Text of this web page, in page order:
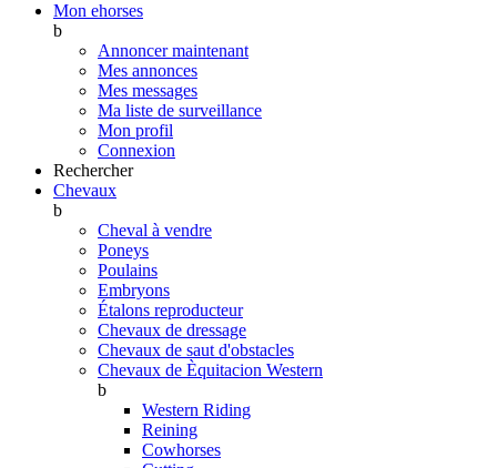
Mon ehorses
b
Annoncer maintenant
Mes annonces
Mes messages
Ma liste de surveillance
Mon profil
Connexion
Rechercher
Chevaux
b
Cheval à vendre
Poneys
Poulains
Embryons
Étalons reproducteur
Chevaux de dressage
Chevaux de saut d'obstacles
Chevaux de Èquitacion Western
b
Western Riding
Reining
Cowhorses